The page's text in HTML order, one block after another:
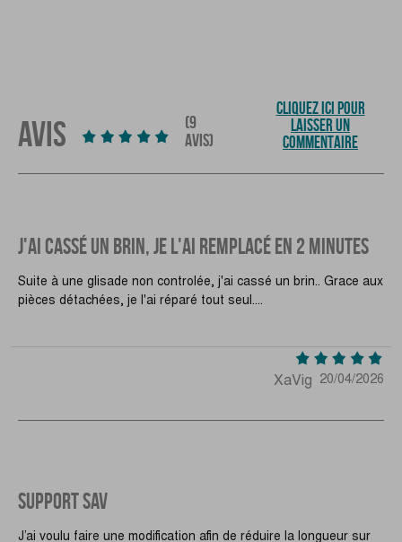
AVIS
(9
AVIS)
CLIQUEZ ICI POUR
LAISSER UN
COMMENTAIRE
J'AI CASSÉ UN BRIN, JE L'AI REMPLACÉ EN 2 MINUTES
Suite à une glisade non controlée, j'ai cassé un brin.. Grace aux
pièces détachées, je l'ai réparé tout seul....
XaVig 20/04/2026
SUPPORT SAV
J’ai voulu faire une modification afin de réduire la longueur sur